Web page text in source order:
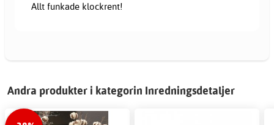
Allt funkade klockrent!
Andra produkter i kategorin Inredningsdetaljer